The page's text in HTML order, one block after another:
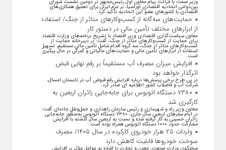
وزیر صمت با قرائت پیام معاون اول رئیس‌جمهور در دومین نشست شورای
بین‌دولتی اتحادیه اقتصادی اوراسیا، بر عزم ایران برای تعمیق همکاری‌های
اقتصادی با کشورهای عضو این اتحادیه تأکید کرد.
حمایت‌های سه‌گانه از کسب‌وکارهای متاثر از جنگ/ استفاده
از ابزارهای مختلف تأمین مالی در دستور کار
معاون سیاست‌گذاری اقتصادی وزیر اقتصاد با تشریح برنامه‌های وزارت اقتصاد
برای حمایت از کسب‌وکار‌های متاثر از جنگ، گفت: در دبیرخانه حمایت از
کسب‌وکار‌های متاثر از جنگ، سه گروه اقدام شامل تأمین مالی مستقیم، تسهیل
استفاده از ابزار‌های تأمین مالی و حمایت‌های مالیاتی و گمرکی در حال پیگیری
است.
افزایش میزان مصرف آب مستقیماً بر رقم نهایی قبض
اثرگذار خواهد بود
در پی طرح برخی پرسش‌ها درباره افزایش رقم قبوض آب در تابستان امسال،
شرکت آب و فاضلاب کشور اطلاعیه ای صادر کرد.
۷۳۸۰ دستگاه اتوبوس برای جابه‌جایی زائران اربعین به
کارگیری شد
معاون وزیر راه و شهرسازی و رئیس سازمان راهداری و حمل‌ونقل جاده‌ای گفت:
در ایام سفرهای اربعین سال جاری، ۷۳۸۰ دستگاه اتوبوس به‌منظور جابه‌جایی
زائران حسینی به‌ کار گرفته شده و نسبت به اربعین سال گذشته با افزایش
مشارکت حدود ۱۰۰۰ دستگاه اتوبوس همراه بوده است.
واردات ۲۵ هزار خودروی کارکرده در سال ۱۴۰۵/ مصرف
سوخت خودرو‌ها قابلیت کاهش دارد
سخنگوی وزارت صنعت، معدن و تجارت با اشاره به عوامل مؤثر بر افزایش